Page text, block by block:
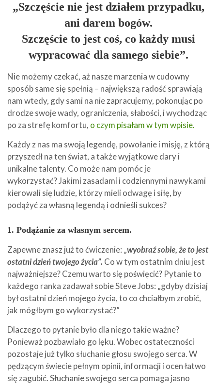
„Szczęście nie jest działem przypadku,
ani darem bogów.
Szczęście to jest coś, co każdy musi
wypracować dla samego siebie”.
Nie możemy czekać, aż nasze marzenia w cudowny
sposób same się spełnią – największą radość sprawiają
nam wtedy, gdy sami na nie zapracujemy, pokonując po
drodze swoje wady, ograniczenia, słabości, i wychodząc
po za strefę komfortu, o czym pisałam w tym wpisie.
Każdy z nas ma swoją legendę, powołanie i misję, z którą
przyszedł na ten świat, a także wyjątkowe dary i
unikalne talenty. Co może nam pomóc je
wykorzystać? Jakimi zasadami i codziennymi nawykami
kierowali się ludzie, którzy mieli odwagę i siłę, by
podążyć za własną legendą i odnieśli sukces?
1. Podążanie za własnym sercem.
Zapewne znasz już to ćwiczenie: „wyobraź sobie, że to jest
ostatni dzień twojego życia”. Co w tym ostatnim dniu jest
najważniejsze? Czemu warto się poświęcić? Pytanie to
każdego ranka zadawał sobie Steve Jobs: „gdyby dzisiaj
był ostatni dzień mojego życia, to co chciałbym zrobić,
jak mógłbym go wykorzystać?”
Dlaczego to pytanie było dla niego takie ważne?
Ponieważ pozbawiało go lęku. Wobec ostateczności
pozostaje już tylko słuchanie głosu swojego serca. W
pędzącym świecie pełnym opinii, informacji i ocen łatwo
się zagubić. Słuchanie swojego serca pomaga jasno